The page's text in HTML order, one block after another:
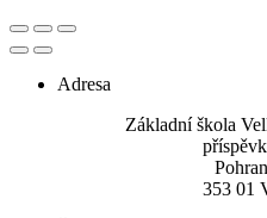
Adresa
Základní škola
353 01